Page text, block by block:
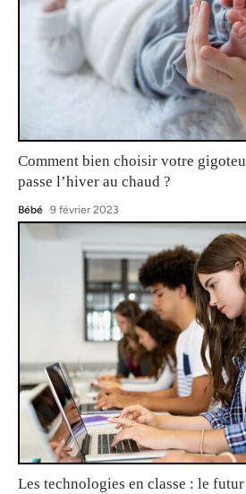
Comment bien choisir votre
passe l’hiver au chaud ?
Bébé 9 février 2023
Les technologies en classe : le